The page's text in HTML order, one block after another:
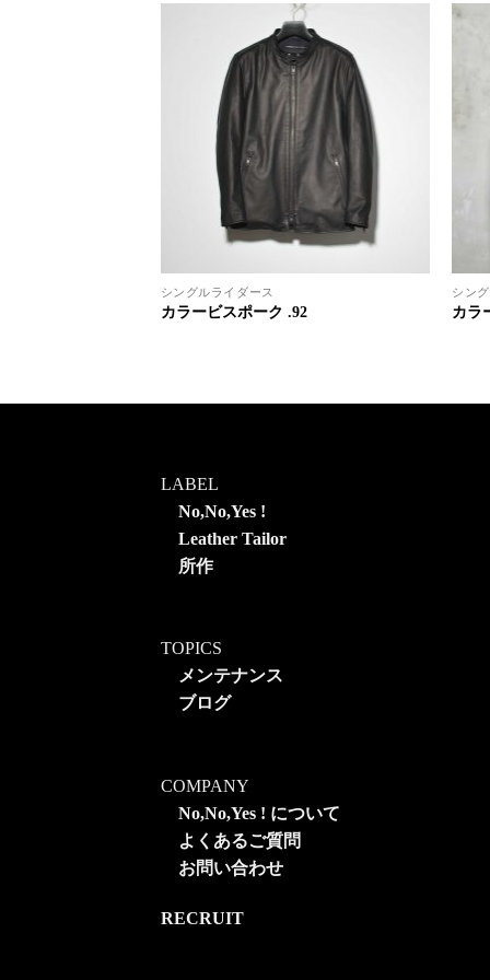
シングルライダース
カラービスポーク .92
シン
カラ
LABEL
No,No,Yes !
Leather Tailor
所作
TOPICS
メンテナンス
ブログ
COMPANY
No,No,Yes ! について
よくあるご質問
お問い合わせ
RECRUIT